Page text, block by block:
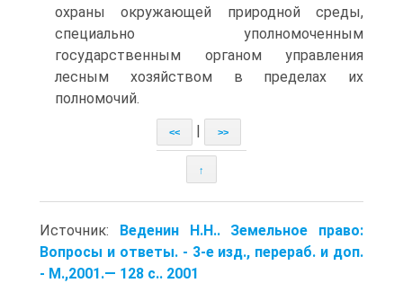
охраны окружающей природной среды,
специально уполномоченным
государственным органом управления
лесным хозяйст­вом в пределах их
полномочий.
<< >>
↑
Источник: Веденин Н.Н.. Земельное право:
Вопросы и ответы. - 3-е изд., перераб. и доп.
- М.,2001.— 128 с.. 2001